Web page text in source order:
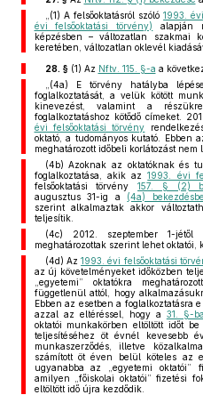
„(1) A felsőoktatásról szóló1993.
évi felsőoktatási törvény)
alapján
képzésben – változatlan szakmai
keretében, változatlan oklevél
28. §(1) Az Nftv. 115. §-a a
„(4a) E törvény hatályba
foglalkoztatását, a velük kötött
kinevezést, valamint a
foglalkoztatáshoz kötődő címeket.
évi felsőoktatási törvény
oktató, a tudományos kutató. Ebben
meghatározott időbeli korlátozást nem
(4b) Azoknak az oktatóknak és
foglalkoztatása, akik az1993. évi
felsőoktatási törvény157. § (2)
augusztus 31-ig a (4a)
szerint alkalmaztak akkor
teljesítik.
(4c) 2012. szeptember 1-
meghatározottak szerint lehet oktatói,
(4d) Az1993. évi felsőoktatási
az új követelményeket időközben
„egyetemi” oktatókra
függetlenül attól, hogy
Ebben az esetben a foglalkoztatásra
azzal az eltéréssel, hogy a 31. §-
oktatói munkakörben eltöltött időt
teljesítéséhez öt évnél kevesebb
munkaszerződés, illetve
számított öt éven belül köteles az
ugyanabba az „egyetemi oktatói”
amilyen „főiskolai oktatói” fizetési
eltöltött idő újra kezdődik.